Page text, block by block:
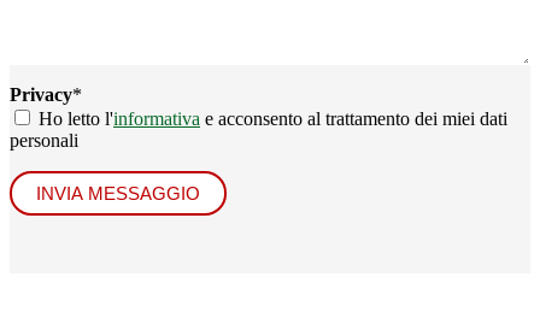
Privacy*
Ho letto l'informativa e acconsento al trattamento dei miei dati
personali
INVIA MESSAGGIO